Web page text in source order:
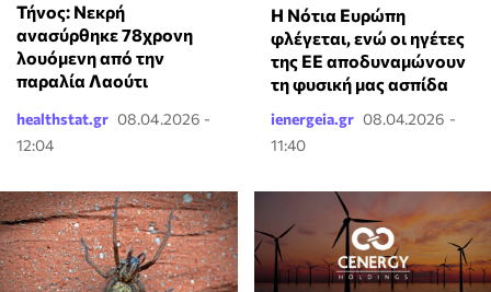
Τήνος: Νεκρή
ανασύρθηκε 78χρονη
λουόμενη από την
παραλία Λαούτι
healthstat.gr 08.04.2026 -
12:04
Η Νότια Ευρώπη
φλέγεται, ενώ οι ηγέτες
της ΕΕ αποδυναμώνουν
τη φυσική μας ασπίδα
ienergeia.gr 08.04.2026 -
11:40